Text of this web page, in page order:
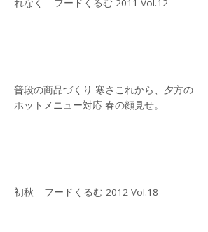
れなく – フードくるむ 2011 Vol.12
普段の商品づくり 寒さこれから、夕方の
ホットメニュー対応 春の顔見せ。
初秋 – フードくるむ 2012 Vol.18